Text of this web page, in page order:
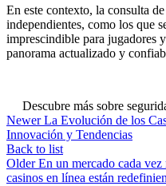
En este contexto, la consulta
independientes, como los que
imprescindible para jugadores
panorama actualizado y
Descubre más sobre
Newer La Evolución de los
Innovación y Tendencias
Back to list
Older En un mercado cada
casinos en línea están